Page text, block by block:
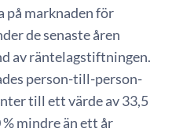
på marknaden för
de senaste åren
av räntelagstiftningen.
person-till-person-
till ett värde av 33,5
mindre än ett år